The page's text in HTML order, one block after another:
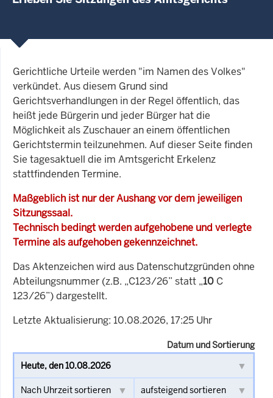
Gerichtliche Urteile werden "im Namen des Volkes"
verkündet. Aus diesem Grund sind
Gerichtsverhandlungen in der Regel öffentlich, das
heißt jede Bürgerin und jeder Bürger hat die
Möglichkeit als Zuschauer an einem öffentlichen
Gerichtstermin teilzunehmen. Auf dieser Seite finden
Sie tagesaktuell die im Amtsgericht Erkelenz
stattfindenden Termine.
Maßgeblich ist nur der Aushang vor dem jeweiligen
Sitzungssaal.
Technisch bedingt werden aufgehobene und verlegte
Termine als aufgehoben gekennzeichnet.
Das Aktenzeichen wird aus Datenschutzgründen ohne
Abteilungsnummer (z.B. „C123/26” statt „10 C
123/26”) dargestellt.
Letzte Aktualisierung: 10.08.2026, 17:25 Uhr
Datum und Sortierung